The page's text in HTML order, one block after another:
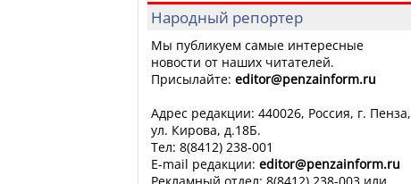
Народный репортер
Мы публикуем самые интересные
новости от наших читателей.
Присылайте: editor@penzainform.ru
Адрес редакции: 440026, Россия, г. Пенза,
ул. Кирова, д.18Б.
Тел: 8(8412) 238-001
E-mail редакции: editor@penzainform.ru